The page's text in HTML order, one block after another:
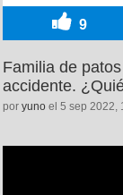
9
Familia de
accidente.
por yuno el 5 sep 2022,